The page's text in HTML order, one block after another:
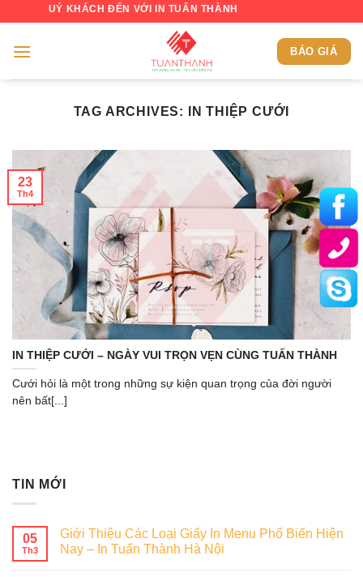
content
QUÝ KHÁCH ĐẾN VỚI IN TUẤN THÀNH
BÁO GIÁ
TAG ARCHIVES: IN THIỆP CƯỚI
IN THIỆP CƯỚI – NGÀY VUI TRỌN VẸN CÙNG TUẤN THÀNH
Cưới hỏi là một trong những sự kiện quan trọng của đời người
nên bất[...]
23
Th4
TIN MỚI
05
Th3
Giới Thiệu Các Loại Giấy In Menu Phổ Biến Hiện
Nay – In Tuấn Thành Hà Nội